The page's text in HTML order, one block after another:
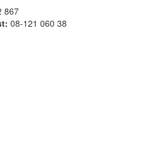
867
08-121 060 38